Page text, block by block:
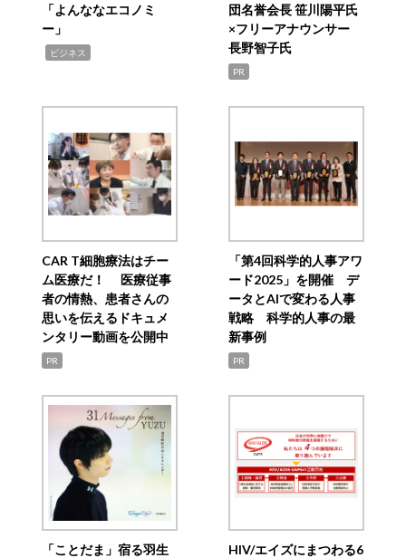
「よんななエコノミ
ー」
ビジネス
団名誉会長 笹川陽平氏
×フリーアナウンサー
長野智子氏
PR
CAR T細胞療法はチー
ム医療だ！ 医療従事
者の情熱、患者さんの
思いを伝えるドキュメ
ンタリー動画を公開中
PR
「第4回科学的人事アワ
ード2025」を開催 デ
ータとAIで変わる人事
戦略 科学的人事の最
新事例
PR
「ことだま」宿る羽生
HIV/エイズにまつわる6